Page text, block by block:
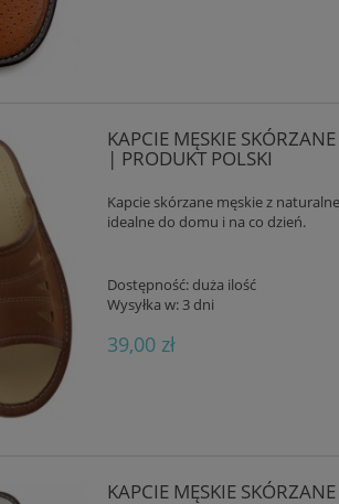
KAPCIE MĘSKIE
| PRODUKT POLSKI
Kapcie skórzane męskie z
idealne do domu i na co dzień.
Dostępność: duża ilość
Wysyłka w: 3 dni
39,00 zł
KAPCIE MĘSKIE